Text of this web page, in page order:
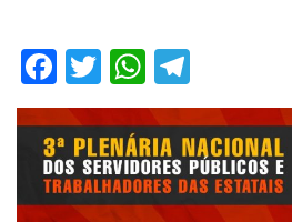
Facebook
TwitterWhatsApp